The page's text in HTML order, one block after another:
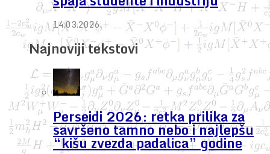
14.03.2026.
Najnoviji tekstovi
Perseidi 2026: retka prilika za
savršeno tamno nebo i najlepšu
“kišu zvezda padalica” godine